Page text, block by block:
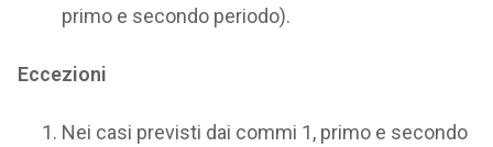
primo e secondo periodo).
Eccezioni
Nei casi previsti dai commi 1, primo e secondo